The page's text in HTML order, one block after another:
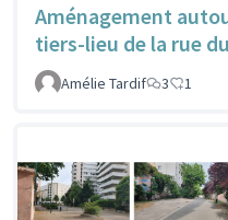
Aménagement
tiers-lieu de la rue
Amélie Tardif
3 1